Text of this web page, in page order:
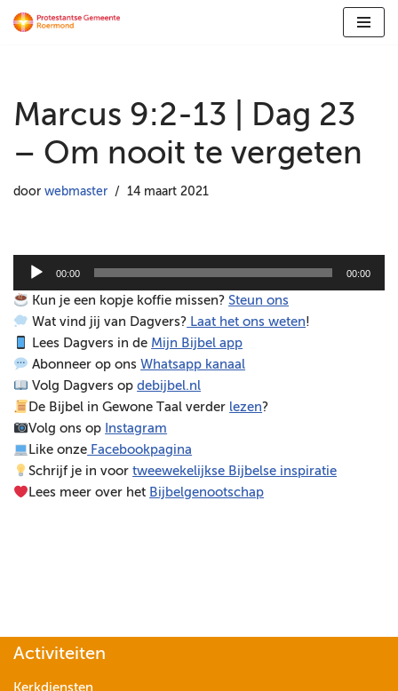
inhoud
Marcus 9:2-13 | Dag 23
– Om nooit te vergeten
door webmaster 14 maart 2021
d
i
o
s
p
e
l
e
00:00 00:00
Kun je een kopje koffie missen?Steun ons
Wat vind jij van Dagvers? Laat het ons weten!
Lees Dagvers in de Mijn Bijbel app
Abonneer op onsWhatsapp kanaal
Volg Dagvers opdebijbel.nl
De Bijbel in Gewone Taal verder lezen?
Volg ons op Instagram
Like onze Facebookpagina
Schrijf je in voortweewekelijkse Bijbelse inspiratie
Lees meer over het Bijbelgenootschap
Activiteiten
Kerkdiensten